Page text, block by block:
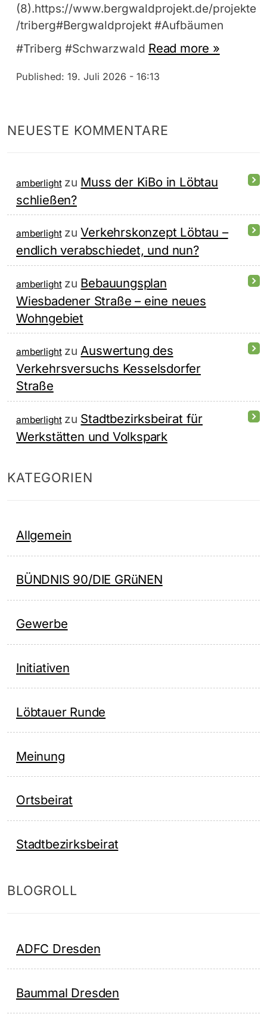
(8).https://www.bergwaldprojekt.de/projekte
/triberg#Bergwaldprojekt #Aufbäumen
#Triberg #Schwarzwald Read more »
Published: 19. Juli 2026 - 16:13
NEUESTE KOMMENTARE
amberlightzu Muss der KiBo in Löbtau
schließen?
amberlightzuVerkehrskonzept Löbtau –
endlich verabschiedet, und nun?
amberlightzu Bebauungsplan
Wiesbadener Straße – eine neues
Wohngebiet
amberlightzuAuswertung des
Verkehrsversuchs Kesselsdorfer
Straße
amberlightzu Stadtbezirksbeirat für
Werkstätten und Volkspark
KATEGORIEN
Allgemein
BÜNDNIS 90/DIE GRüNEN
Gewerbe
Initiativen
Löbtauer Runde
Meinung
Ortsbeirat
Stadtbezirksbeirat
BLOGROLL
ADFC Dresden
Baummal Dresden